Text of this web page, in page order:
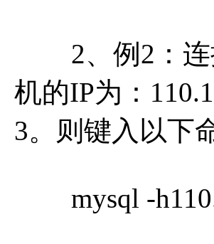
2、例2：连
机的IP为：
3。则键入以下
mysql -